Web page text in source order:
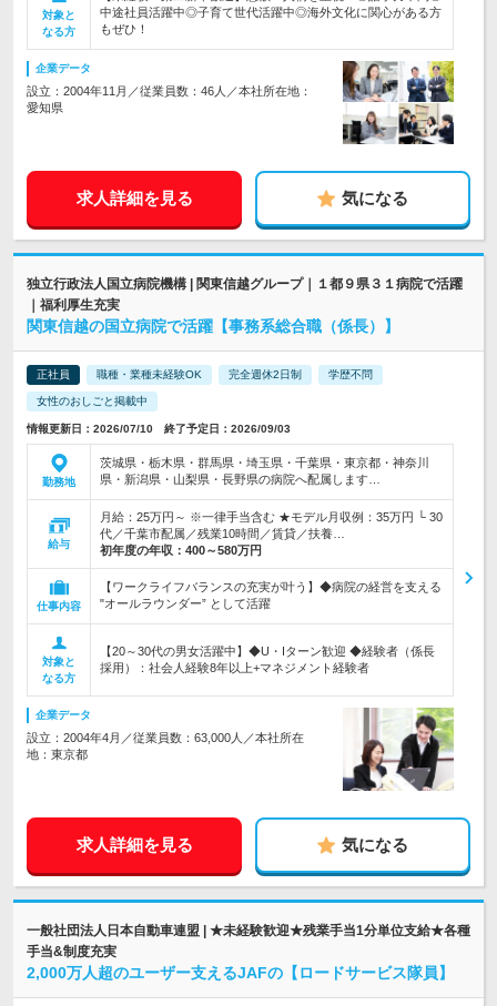
対象と
なる方
中途社員活躍中◎子育て世代活躍中◎海外文化に関心がある方
もぜひ！
企業データ
設立：2004年11月／従業員数：46人／本社所在地：
愛知県
求人詳細を見る 気になる
独立行政法人国立病院機構 | 関東信越グループ｜１都９県３１病院で活躍
｜福利厚生充実
関東信越の国立病院で活躍【事務系総合職（係長）】
正社員 職種・業種未経験OK 完全週休2日制 学歴不問
女性のおしごと掲載中
情報更新日：2026/07/10 終了予定日：2026/09/03
勤務地
茨城県・栃木県・群馬県・埼玉県・千葉県・東京都・神奈川
県・新潟県・山梨県・長野県の病院へ配属します…
給与
月給：25万円～ ※一律手当含む ★モデル月収例：35万円 └ 30
代／千葉市配属／残業10時間／賃貸／扶養…
初年度の年収： 400～580万円
仕事内容
【ワークライフバランスの充実が叶う】◆病院の経営を支える
"オールラウンダー” として活躍
対象と
なる方
【20～30代の男女活躍中】◆U・Iターン歓迎 ◆経験者（係長
採用）：社会人経験8年以上+マネジメント経験者
企業データ
設立：2004年4月／従業員数：63,000人／本社所在
地：東京都
求人詳細を見る 気になる
一般社団法人日本自動車連盟 | ★未経験歓迎★残業手当1分単位支給★各種
手当&制度充実
2,000万人超のユーザー支えるJAFの【ロードサービス隊員】